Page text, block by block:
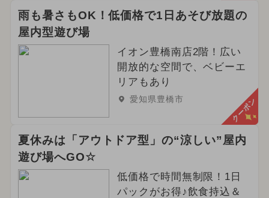
雨も暑さもOK！低価格で1日あそび放題の
屋内型遊び場
イオン豊橋南店2階！広い
開放的な空間で、ベビーエ
リアもあり
愛知県豊橋市 クーポン
夏休みは「アウトドア型」の“涼しい”屋内
遊び場へGO☆
低価格で時間無制限！1日
パックがお得♪飲食持込＆